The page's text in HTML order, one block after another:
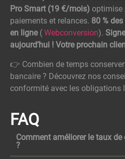
Pro Smart (19 €/mois) optimise
paiements et relances. 80 %
en ligne( Webconversion).
aujourd’hui ! Votre prochain
👉 Combien de temps
bancaire ? Découvrez nos
conformité avec les obligations
FAQ
Comment améliorer le taux de
?